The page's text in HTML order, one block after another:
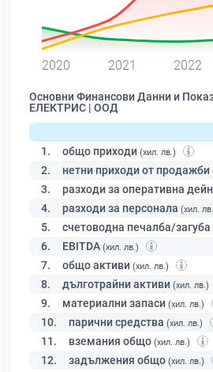
2020 2021 2022
Основни Финансови Данни и
ЕЛЕКТРИС | ООД
1. общо приходи (хил. лв.)
2. нетни приходи от продажби
3. разходи за оперативна
4. разходи за персонала (хил.
5. счетоводна печалба/загуба
6. EBITDA (хил. лв.)
7. общо активи (хил. лв.)
8. дълготрайни активи (хил. лв.)
9. материални запаси (хил. лв.)
10. парични средства (хил. лв.)
11. вземания общо (хил. лв.)
12. задължения общо (хил. лв.)